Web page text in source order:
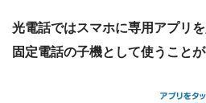
光電話ではスマホに専用アプリ
固定電話の子機として使うことが